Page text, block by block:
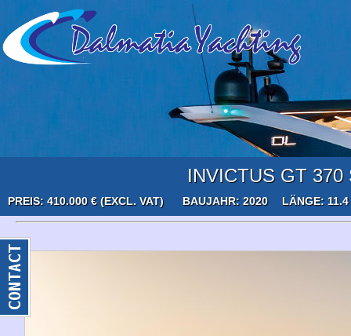
INVICTUS GT 370
PREIS: 410.000 € (EXCL. VAT) BAUJAHR: 2020 LÄNGE: